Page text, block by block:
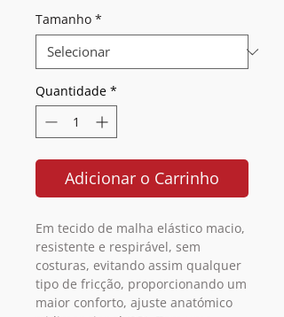
Tamanho *
Quantidade *
Adicionar o Carrinho
Em tecido de malha elástico macio,
resistente e respirável, sem
costuras, evitando assim qualquer
tipo de fricção, proporcionando um
maior conforto, ajuste anatómico